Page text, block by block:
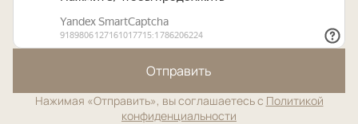
Отправить
Нажимая «Отправить», вы соглашаетесь с Политикой
конфиденциальности